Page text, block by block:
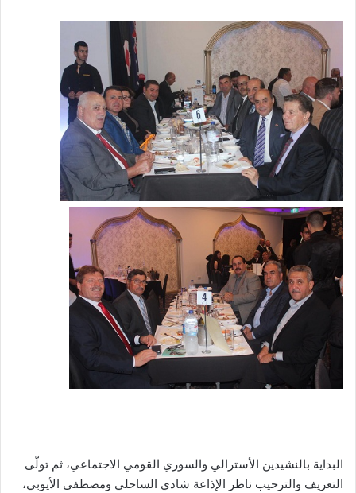
البداية بالنشيدين الأسترالي والسوري القومي الاجتماعي، ثم تولّى
التعريف والترحيب ناظر الإذاعة شادي الساحلي ومصطفى الأيوبي،